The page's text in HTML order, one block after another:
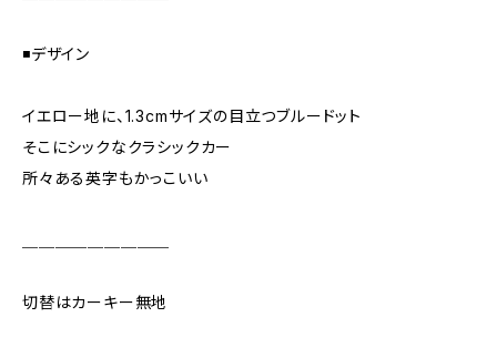
◾️デザイン
イエロー地に、1.3cmサイズの目立つブルードット
そこにシックなクラシックカー
所々ある英字もかっこいい
切替はカーキー無地